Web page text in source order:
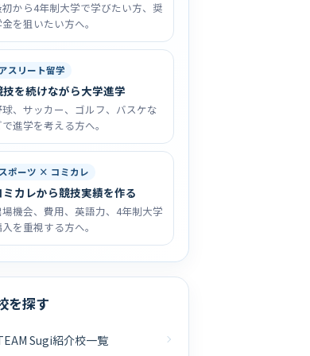
から4年制大学で学びたい方、奨
を狙いたい方へ。
アスリート留学
技を続けながら大学進学
、サッカー、ゴルフ、バスケな
で進学を考える方へ。
スポーツ × コミカレ
ミカレから競技実績を作る
場機会、費用、英語力、4年制大学
を重視する方へ。
を探す
Sugi紹介校一覧